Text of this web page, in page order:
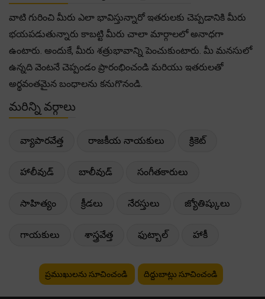
వాటి గురించి మీరు ఎలా భావిస్తున్నారో ఇతరులకు చెప్పడానికి మీరు
భయపడుతున్నారు కాబట్టి మీరు చాలా మార్గాలలో అనాధగా
ఉంటారు. అందుకే, మీరు శత్రుభావాన్ని పెంచుకుంటారు. మీ మనసులో
ఉన్నది వెంటనే చెప్పండం ప్రారంభించండి మరియు ఇతరులతో
అర్థవంతమైన బంధాలను కనుగొనండి.
మరిన్ని వర్గాలు
వ్యాపారవేత్త రాజకీయ నాయకులు క్రికెట్
హాలీవుడ్ బాలీవుడ్ సంగీతకారులు
సాహిత్యం క్రీడలు నేరస్తులు జ్యోతిష్కులు
గాయకులు శాస్త్రవేత్త ఫుట్బాల్ హాకీ
ప్రముఖులను సూచించండి దిద్దుబాట్లు సూచించండి